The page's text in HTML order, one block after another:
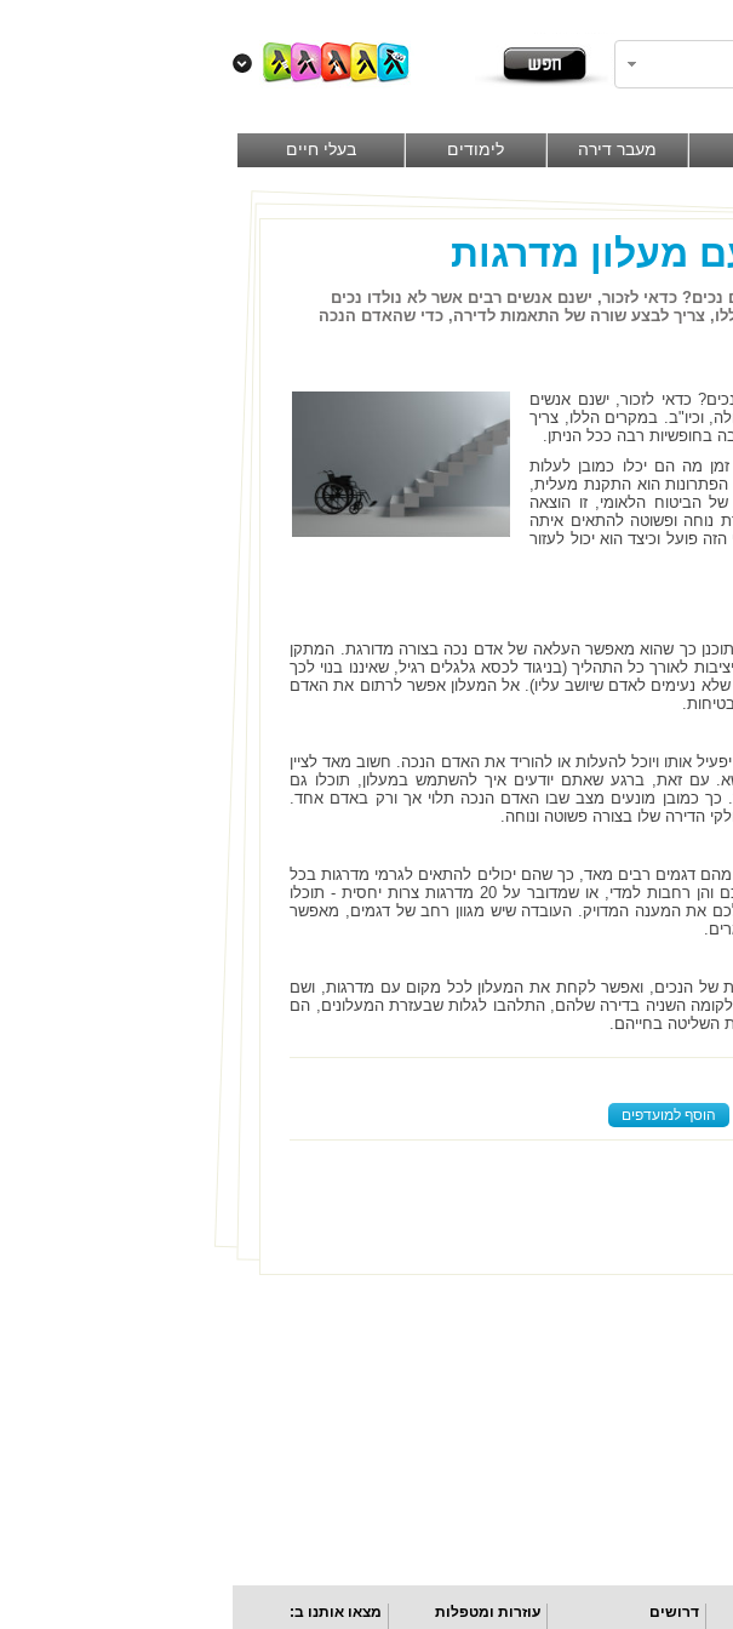
מעבר דירה לימודים בעלי חיים
מעלון מדרגות
כדאי לזכור, ישנם אנשים רבים אשר לא נולדו נכים
צריך לבצע שורה של התאמות לדירה, כדי שהאדם הנכה
כדאי לזכור, ישנם אנשים
וכיו"ב. במקרים הללו, צריך
בחופשיות רבה ככל הניתן.
מה הם יכלו כמובן לעלות
הוא התקנת מעלית,
הביטוח הלאומי, זו הוצאה
נוחה ופשוטה להתאים איתה
פועל וכיצד הוא יכול לעזור
כך שהוא מאפשר העלאה של אדם נכה בצורה מדורגת. המתקן
לאורך כל התהליך (בניגוד לכסא גלגלים רגיל, שאיננו בנוי לכך
שלא נעימים לאדם שיושב עליו). אל המעלון אפשר לרתום את האדם
אותו ויוכל להעלות או להוריד את האדם הנכה. חשוב מאד לציין
עם זאת, ברגע שאתם יודעים איך להשתמש במעלון, תוכלו גם
כמובן מונעים מצב שבו האדם הנכה תלוי אך ורק באדם אחד.
הדירה שלו בצורה פשוטה ונוחה.
דגמים רבים מאד, כך שהם יכולים להתאים לגרמי מדרגות בכל
בית! לא משנה אם יש שש מדרגות שצריך לעבור בדירה שלכם והן רחבות למדי, או שמדובר על 20 מדרגות צרות יחסית - תוכלו
את המענה המדויק. העובדה שיש מגוון רחב של דגמים, מאפשר
של הנכים, ואפשר לקחת את המעלון לכל מקום עם מדרגות, ושם
השניה בדירה שלהם, התלהבו לגלות שבעזרת המעלונים, הם
השליטה בחייהם.
הוסף למועדפים
דרושים עוזרות ומטפלות מצאו אותנו ב: